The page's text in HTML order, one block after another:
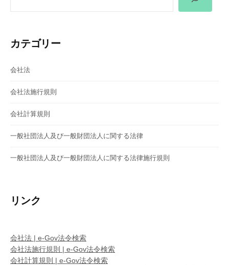
シ
カテゴリー
会社法
会社法施行規則
会社計算規則
一般社団法人及び一般財団法人に関する法律
一般社団法人及び一般財団法人に関する法律施行規則
リンク
会社法 | e-Gov法令検索
会社法施行規則 | e-Gov法令検索
会社計算規則 | e-Gov法令検索